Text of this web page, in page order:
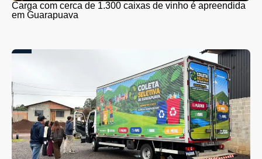
Carga com cerca de 1.300 caixas de vinho é apreendida
em Guarapuava